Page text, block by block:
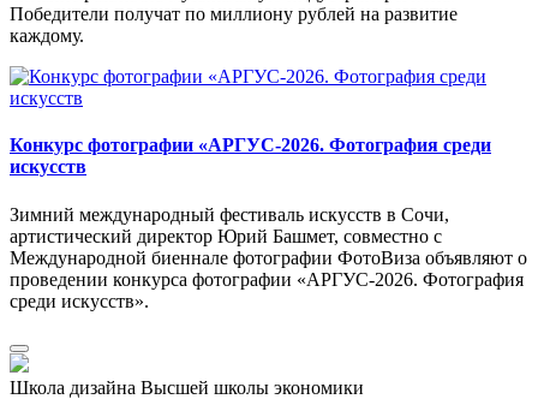
Победители получат по миллиону рублей на развитие
каждому.
Конкурс фотографии «АРГУС-2026. Фотография среди
искусств
Зимний международный фестиваль искусств в Сочи,
артистический директор Юрий Башмет, совместно с
Международной биеннале фотографии ФотоВиза объявляют о
проведении конкурса фотографии «АРГУС-2026. Фотография
среди искусств».
Школа дизайна Высшей школы экономики